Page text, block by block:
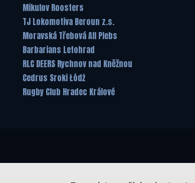
Mikulov Roosters
TJ Lokomotiva Beroun z.s.
Moravská Třebová All Plebs
Barbarians Letohrad
RLC DEERS Rychnov nad Kněžnou
Cedrus Sroki Łódż
Rugby Club Hradec Králové